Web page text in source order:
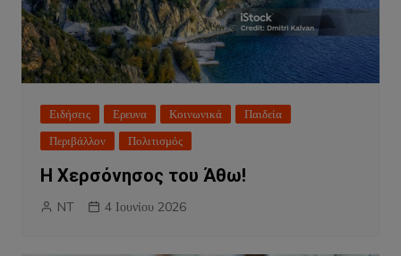
Ειδήσεις Ερευνα Κοινωνικά
Παιδεία
Περιβάλλον
Πολιτισμός
Η Χερσόνησος του Άθω!
NT 4 Ιουνίου 2026